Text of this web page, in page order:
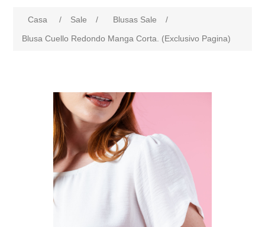
Casa / Sale / Blusas Sale
/
Blusa Cuello Redondo Manga Corta. (Exclusivo Pagina)